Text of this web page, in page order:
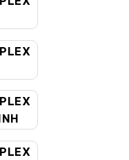
của người tiêu